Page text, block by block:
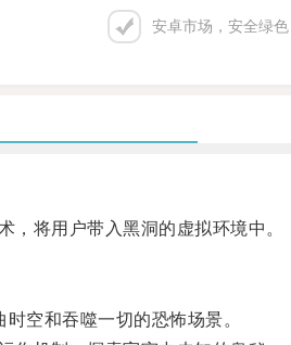
安卓市场，安全绿色
将用户带入黑洞的虚拟环境中。
空和吞噬一切的恐怖场景。